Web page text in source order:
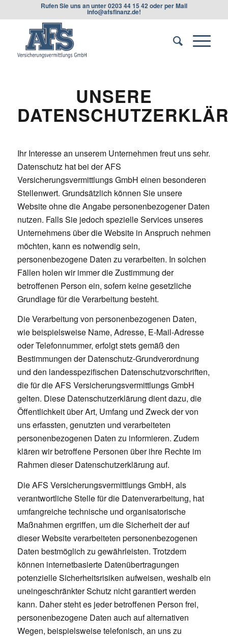
Rufen Sie uns an unter0203 44 15 42oder per Mail
info@afsfinanz.de!
UNSERE
Ihr Interesse an unserem Unternehmen freut uns sehr.
Datenschutz hat bei der AFS
Versicherungsvermittlungs GmbH einen besonderen
Stellenwert. Grundsätzlich können Sie unsere
Website ohne die Angabe personenbezogener Daten
nutzen. Falls Sie jedoch spezielle Services unseres
Unternehmens über die Website in Anspruch nehmen
möchten, kann es notwendig sein,
personenbezogene Daten zu verarbeiten. In solchen
Fällen holen wir immer die Zustimmung der
betroffenen Person ein, sofern keine gesetzliche
Grundlage für die Verarbeitung besteht.
Die Verarbeitung von personenbezogenen Daten,
wie beispielsweise Name, Adresse, E-Mail-Adresse
oder Telefonnummer, erfolgt stets gemäß den
Bestimmungen der Datenschutz-Grundverordnung
und den landesspezifischen Datenschutzvorschriften,
die für die AFS Versicherungsvermittlungs GmbH
gelten. Diese Datenschutzerklärung dient dazu, die
Öffentlichkeit über Art, Umfang und Zweck der von
uns erfassten, genutzten und verarbeiteten
personenbezogenen Daten zu informieren. Zudem
klären wir betroffene Personen über ihre Rechte im
Rahmen dieser Datenschutzerklärung auf.
Die AFS Versicherungsvermittlungs GmbH, als
verantwortliche Stelle für die Datenverarbeitung, hat
umfangreiche technische und organisatorische
Maßnahmen ergriffen, um die Sicherheit der auf
dieser Website verarbeiteten personenbezogenen
Daten bestmöglich zu gewährleisten. Trotzdem
können internetbasierte Datenübertragungen
potenzielle Sicherheitsrisiken aufweisen, weshalb ein
uneingeschränkter Schutz nicht garantiert werden
kann. Daher steht es jeder betroffenen Person frei,
personenbezogene Daten auch auf alternativen
Wegen, beispielsweise telefonisch, an uns zu